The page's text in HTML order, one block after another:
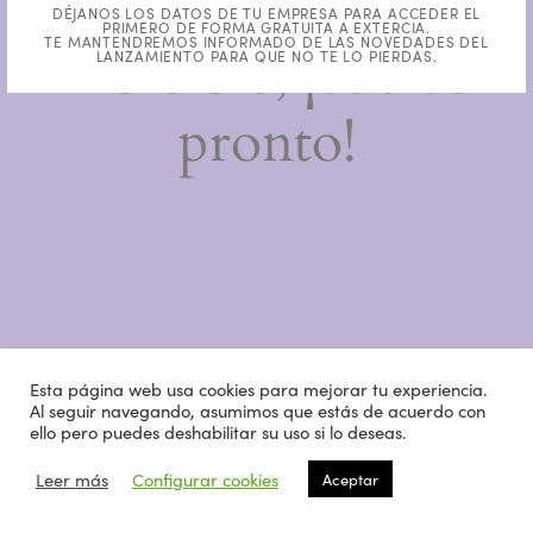
DÉJANOS LOS DATOS DE TU EMPRESA PARA ACCEDER EL
PRIMERO DE FORMA GRATUITA A EXTERCIA.
TE MANTENDREMOS INFORMADO DE LAS NOVEDADES DEL
LANZAMIENTO PARA QUE NO TE LO PIERDAS.
increíble, ¡vuelve
pronto!
Esta página web usa cookies para mejorar tu experiencia.
Al seguir navegando, asumimos que estás de acuerdo con
ello pero puedes deshabilitar su uso si lo deseas.
Leer más
Configurar cookies Aceptar